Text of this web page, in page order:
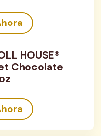
HOUSE®
Chocolate